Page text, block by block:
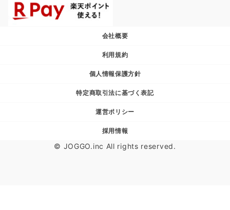
会社概要
利用規約
個人情報保護方針
特定商取引法に基づく表記
運営ポリシー
採用情報
© JOGGO.inc All rights reserved.